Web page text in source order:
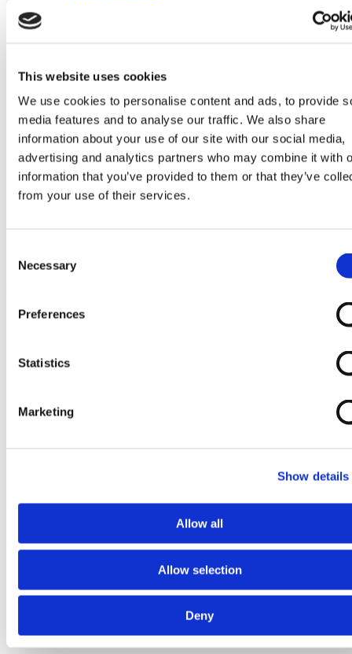
This website uses cookies
We use cookies to personalise content and ads, to provide
media features and to analyse our traffic. We also share
information about your use of our site with our social media,
advertising and analytics partners who may combine it with
information that you’ve provided to them or that they’ve
from your use of their services.
Selection
Necessary
Preferences
Statistics
Marketing
Show details
Allow all
Allow selection
Deny
Fullwood Merlin
Stal benodigdheden
Go to Stal benodigdheden
Koeborstel
Ambic onderdelen
Minimelkers
stalartikelen
Skelex
Korte pulsatieslang Gascoigne Melotte